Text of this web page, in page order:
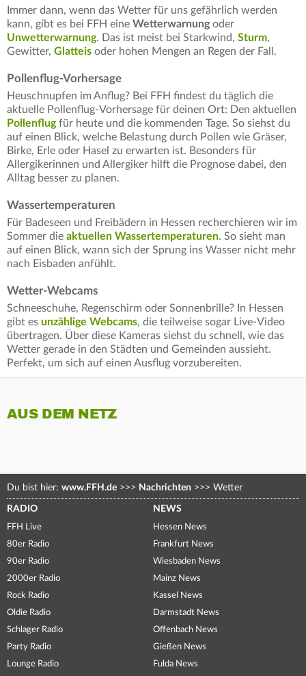
Immer dann, wenn das Wetter für uns gefährlich werden
kann, gibt es bei FFH eine Wetterwarnung oder
Unwetterwarnung. Das ist meist bei Starkwind, Sturm,
Gewitter, Glatteis oder hohen Mengen an Regen der Fall.
Pollenflug-Vorhersage
Heuschnupfen im Anflug? Bei FFH findest du täglich die
aktuelle Pollenflug-Vorhersage für deinen Ort: Den aktuellen
Pollenflugfür heute und die kommenden Tage. So siehst du
auf einen Blick, welche Belastung durch Pollen wie Gräser,
Birke, Erle oder Hasel zu erwarten ist. Besonders für
Allergikerinnen und Allergiker hilft die Prognose dabei, den
Alltag besser zu planen.
Wassertemperaturen
Für Badeseen und Freibädern in Hessen recherchieren wir im
Sommer die aktuellen Wassertemperaturen. So sieht man
auf einen Blick, wann sich der Sprung ins Wasser nicht mehr
nach Eisbaden anfühlt.
Wetter-Webcams
Schneeschuhe, Regenschirm oder Sonnenbrille? In Hessen
gibt es unzählige Webcams, die teilweise sogar Live-Video
übertragen. Über diese Kameras siehst du schnell, wie das
Wetter gerade in den Städten und Gemeinden aussieht.
Perfekt, um sich auf einen Ausflug vorzubereiten.
AUS DEM NETZ
Du bist hier: www.FFH.de >>> Nachrichten >>> Wetter
RADIO
FFH Live
80er Radio
90er Radio
2000er Radio
Rock Radio
Oldie Radio
Schlager Radio
Party Radio
Lounge Radio
NEWS
Hessen News
Frankfurt News
Wiesbaden News
Mainz News
Kassel News
Darmstadt News
Offenbach News
Gießen News
Fulda News